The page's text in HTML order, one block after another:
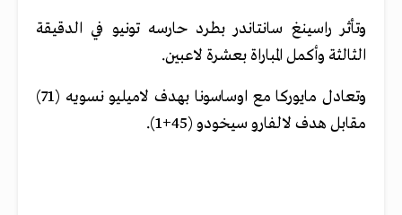
وتأثر راسينغ سانتاندر بطرد حارسه تونيو في الدقيقة
الثالثة وأكمل المباراة بعشرة لاعبين.
وتعادل مايوركا مع اوساسونا بهدف لاميليو نسويه (71)
مقابل هدف لالفارو سيخودو (45+1).